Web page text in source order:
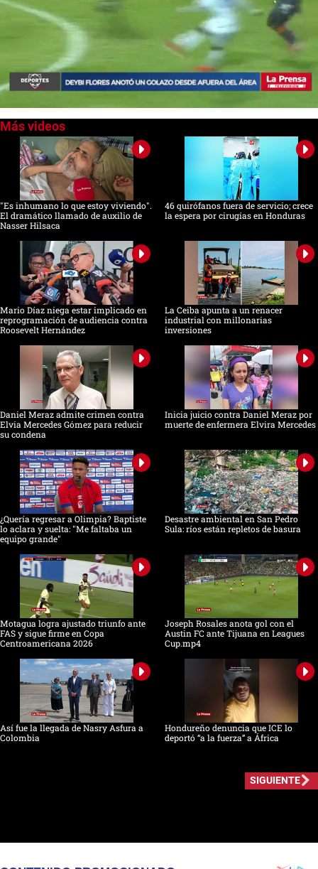
seconds
seconds
"Es inhumano lo que estoy viviendo".
El dramático llamado de auxilio de
Nasser Hilsaca
46 quirófanos fuera de servicio; crece
la espera por cirugías en Honduras
Mario Díaz niega estar implicado en
reprogramación de audiencia contra
Roosevelt Hernández
La Ceiba apunta a un renacer
industrial con millonarias
inversiones
Daniel Meraz admite crimen contra
Elvia Mercedes Gómez para reducir
su condena
Inicia juicio contra Daniel Meraz por
muerte de enfermera Elvira Mercedes
¿Quería regresar a Olimpia? Baptiste
lo aclara y suelta: "Me faltaba un
equipo grande"
Desastre ambiental en San Pedro
Sula: ríos están repletos de basura
Motagua logra ajustado triunfo ante
FAS y sigue firme en Copa
Centroamericana 2026
Joseph Rosales anota gol con el
Austin FC ante Tijuana en Leagues
Cup.mp4
Así fue la llegada de Nasry Asfura a
Colombia
Hondureño denuncia que ICE lo
deportó “a la fuerza” a África
SIGUIENTE